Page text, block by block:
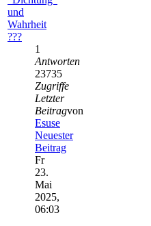
und
Wahrheit
???
1
Antworten
23735
Zugriffe
Letzter
Beitragvon
Esuse
Neuester
Beitrag
Fr
23.
Mai
2025,
06:03